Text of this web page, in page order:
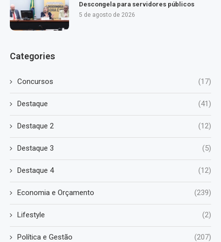
Descongela para servidores públicos
5 de agosto de 2026
Categories
Concursos (17)
Destaque (41)
Destaque 2 (12)
Destaque 3 (5)
Destaque 4 (12)
Economia e Orçamento (239)
Lifestyle (2)
Política e Gestão (207)